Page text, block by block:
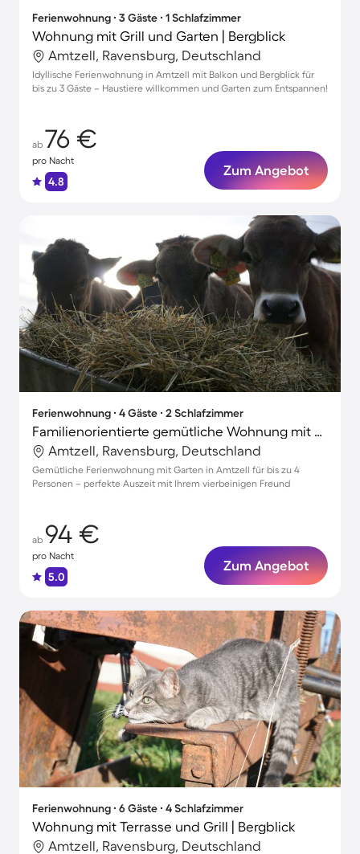
Ferienwohnung ∙ 3 Gäste ∙ 1 Schlafzimmer
Wohnung mit Grill und Garten | Bergblick
Amtzell, Ravensburg, Deutschland
Idyllische Ferienwohnung in Amtzell mit Balkon und Bergblick für
bis zu 3 Gäste – Haustiere willkommen und Garten zum Entspannen!
ab 76 €
pro Nacht
4.8
Zum Angebot
Ferienwohnung ∙ 4 Gäste ∙ 2 Schlafzimmer
Familienorientierte gemütliche Wohnung mit Garten und Grill | Haustiere erlaubt
Amtzell, Ravensburg, Deutschland
Gemütliche Ferienwohnung mit Garten in Amtzell für bis zu 4
Personen – perfekte Auszeit mit Ihrem vierbeinigen Freund
ab 94 €
pro Nacht
5.0
Zum Angebot
Ferienwohnung ∙ 6 Gäste ∙ 4 Schlafzimmer
Wohnung mit Terrasse und Grill | Bergblick
Amtzell, Ravensburg, Deutschland